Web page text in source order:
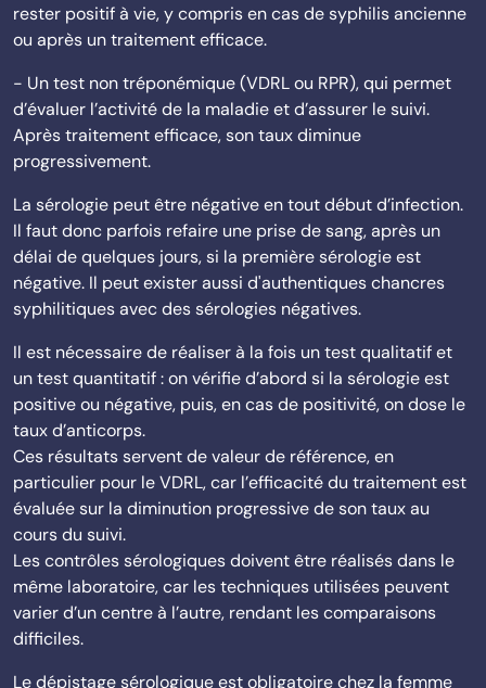
rester positif à vie, y compris en cas de syphilis ancienne
ou après un traitement efficace.
- Un test non tréponémique (VDRL ou RPR), qui permet
d’évaluer l’activité de la maladie et d’assurer le suivi.
Après traitement efficace, son taux diminue
progressivement.
La sérologie peut être négative en tout début d’infection.
Il faut donc parfois refaire une prise de sang, après un
délai de quelques jours, si la première sérologie est
négative. Il peut exister aussi d'authentiques chancres
syphilitiques avec des sérologies négatives.
Il est nécessaire de réaliser à la fois un test qualitatif et
un test quantitatif : on vérifie d’abord si la sérologie est
positive ou négative, puis, en cas de positivité, on dose le
taux d’anticorps.
Ces résultats servent de valeur de référence, en
particulier pour le VDRL, car l’efficacité du traitement est
évaluée sur la diminution progressive de son taux au
cours du suivi.
Les contrôles sérologiques doivent être réalisés dans le
même laboratoire, car les techniques utilisées peuvent
varier d’un centre à l’autre, rendant les comparaisons
difficiles.
Le dépistage sérologique est obligatoire chez la femme